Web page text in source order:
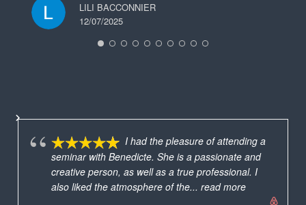
LILI BACCONNIER
12/07/2025
I had the pleasure of attending a
seminar with Benedicte. She is a passionate and
creative person, as well as a true professional. I
also liked the atmosphere of the... read more